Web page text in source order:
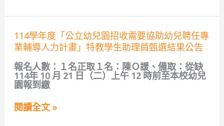
理
師
甄
簡
章
幼
園
招
生
簡
章
公
告
114學年度「公立幼兒園招收需要協助幼兒聘任專
業輔導人力計畫」特教學生助理員甄選結果公告
報名人數：１名正取１名：陳Ｏ諼、備取：從缺
114年 10 月 21 日（二）上午 12 時前至本校幼兒
園報到繳
114
學
年
度
「公
立
幼
園
招
閱讀全文 »